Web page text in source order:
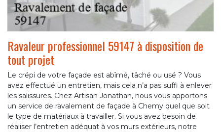
Ravaleur professionnel 59147 à disposition de
tout projet
Le crépi de votre façade est abîmé, tâché ou usé ? Vous
avez effectué un entretien, mais cela n’a pas suffi à enlever
les salissures. Chez Artisan Jonathan, nous vous apportons
un service de ravalement de façade à Chemy quel que soit
le type de matériaux à travailler. Si vous avez besoin de
réaliser l’entretien adéquat à vos murs extérieurs, notre